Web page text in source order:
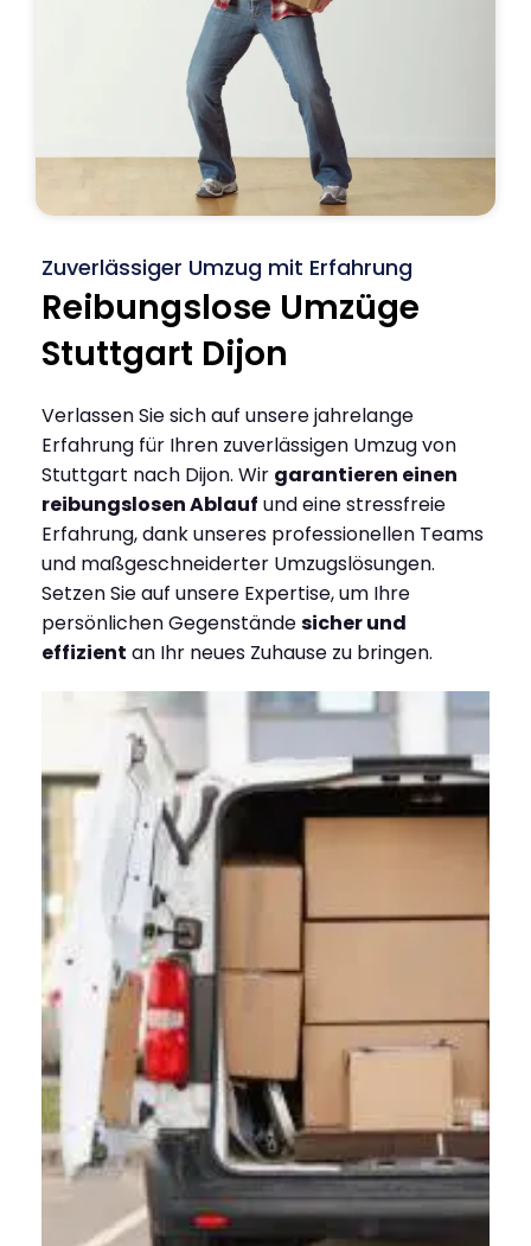
Zuverlässiger Umzug mit Erfahrung
Reibungslose Umzüge
Stuttgart Dijon
Verlassen Sie sich auf unsere jahrelange
Erfahrung für Ihren zuverlässigen Umzug von
Stuttgart nach Dijon. Wir garantieren einen
reibungslosen Ablauf und eine stressfreie
Erfahrung, dank unseres professionellen Teams
und maßgeschneiderter Umzugslösungen.
Setzen Sie auf unsere Expertise, um Ihre
persönlichen Gegenständesicher und
effizient an Ihr neues Zuhause zu bringen.